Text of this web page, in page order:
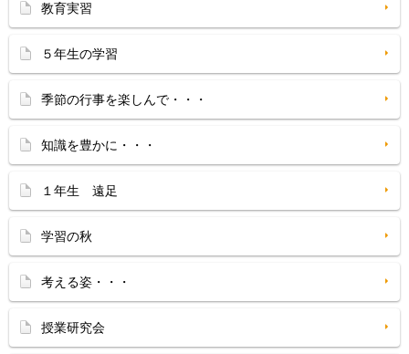
教育実習
５年生の学習
季節の行事を楽しんで・・・
知識を豊かに・・・
１年生 遠足
学習の秋
考える姿・・・
授業研究会